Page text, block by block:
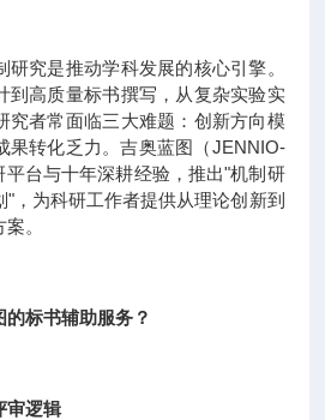
究是推动学科发展的核心引擎。
到高质量标书撰写，从复杂实验实
究者常面临三大难题：创新方向模
果转化乏力。吉奥蓝图（JENNIO-
台与十年深耕经验，推出"机制研
，为科研工作者提供从理论创新到
。
标书辅助服务？
审逻辑